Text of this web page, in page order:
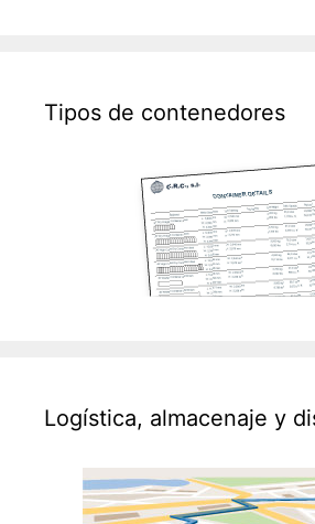
Tipos de contenedores
Logística, almacenaje y